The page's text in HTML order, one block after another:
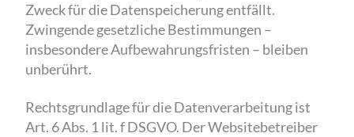
Zweck für die Datenspeicherung entfällt.
Zwingende gesetzliche Bestimmungen –
insbesondere Aufbewahrungsfristen – bleiben
unberührt.
Rechtsgrundlage für die Datenverarbeitung ist
Art. 6 Abs. 1 lit. f DSGVO. Der Websitebetreiber